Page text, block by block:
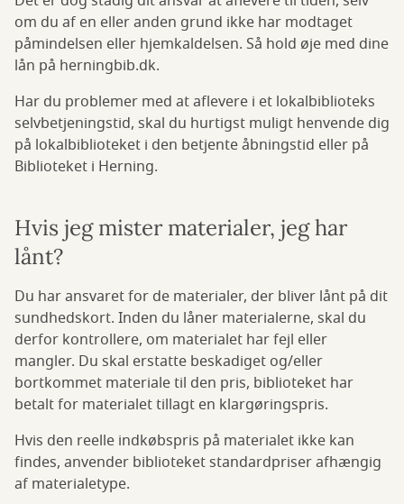
om du af en eller anden grund ikke har modtaget
påmindelsen eller hjemkaldelsen. Så hold øje med dine
lån på herningbib.dk.
Har du problemer med at aflevere i et lokalbiblioteks
selvbetjeningstid, skal du hurtigst muligt henvende dig
på lokalbiblioteket i den betjente åbningstid eller på
Biblioteket i Herning.
Hvis jeg mister materialer, jeg har
lånt?
Du har ansvaret for de materialer, der bliver lånt på dit
sundhedskort. Inden du låner materialerne, skal du
derfor kontrollere, om materialet har fejl eller
mangler. Du skal erstatte beskadiget og/eller
bortkommet materiale til den pris, biblioteket har
betalt for materialet tillagt en klargøringspris.
Hvis den reelle indkøbspris på materialet ikke kan
findes, anvender biblioteket standardpriser afhængig
af materialetype.